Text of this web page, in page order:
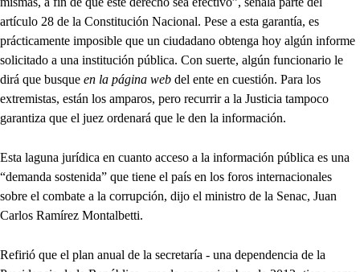
artículo 28 de la Constitución Nacional. Pese a esta garantía, es
prácticamente imposible que un ciudadano obtenga hoy algún informe
solicitado a una institución pública. Con suerte, algún funcionario le
dirá que busque en la página web del ente en cuestión. Para los
extremistas, están los amparos, pero recurrir a la Justicia tampoco
garantiza que el juez ordenará que le den la información.
Esta laguna jurídica en cuanto acceso a la información pública es una
“demanda sostenida” que tiene el país en los foros internacionales
sobre el combate a la corrupción, dijo el ministro de la Senac, Juan
Carlos Ramírez Montalbetti.
Refirió que el plan anual de la secretaría - una dependencia de la